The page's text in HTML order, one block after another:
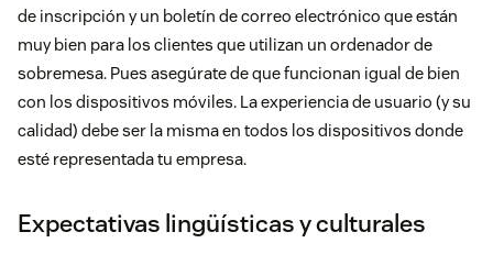
de inscripción y un boletín de correo electrónico que están
muy bien para los clientes que utilizan un ordenador de
sobremesa. Pues asegúrate de que funcionan igual de bien
con los dispositivos móviles. La experiencia de usuario (y su
calidad) debe ser la misma en todos los dispositivos donde
esté representada tu empresa.
Expectativas lingüísticas y culturales